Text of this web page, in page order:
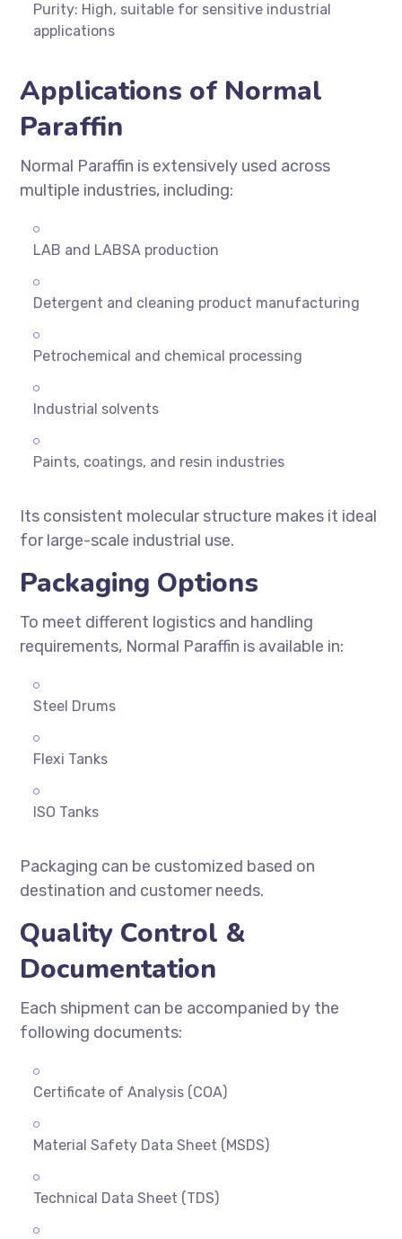
Purity: High, suitable for sensitive industrial
applications
Applications of Normal
Paraffin
Normal Paraffin is extensively used across
multiple industries, including:
LAB and LABSA production
Detergent and cleaning product manufacturing
Petrochemical and chemical processing
Industrial solvents
Paints, coatings, and resin industries
Its consistent molecular structure makes it ideal
for large-scale industrial use.
Packaging Options
To meet different logistics and handling
requirements, Normal Paraffin is available in:
Steel Drums
Flexi Tanks
ISO Tanks
Packaging can be customized based on
destination and customer needs.
Quality Control &
Documentation
Each shipment can be accompanied by the
following documents:
Certificate of Analysis (COA)
Material Safety Data Sheet (MSDS)
Technical Data Sheet (TDS)